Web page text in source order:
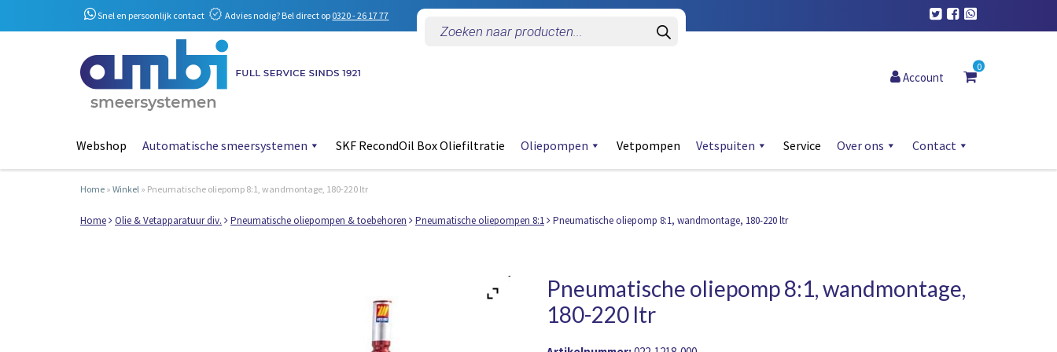
Snel en persoonlijk contact Advies nodig? Bel direct op 0320 - 26 17 77
zoeken
Account
0
Webshop Automatische smeersystemen SKF RecondOil Box Oliefiltratie Oliepompen Vetpompen Vetspuiten Service Over ons Contact
Home » Winkel » Pneumatische oliepomp 8:1, wandmontage, 180-220 ltr
Home Olie & Vetapparatuur div. Pneumatische oliepompen & toebehoren Pneumatische oliepompen 8:1 Pneumatische oliepomp 8:1, wandmontage, 180-220 ltr
Pneumatische oliepomp 8:1, wandmontage,
180-220 ltr